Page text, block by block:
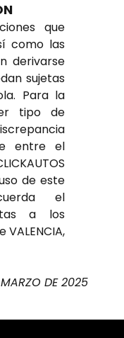
que
como las
derivarse
sujetas
Para la
tipo de
entre el
de este
el
a los
DE 2025